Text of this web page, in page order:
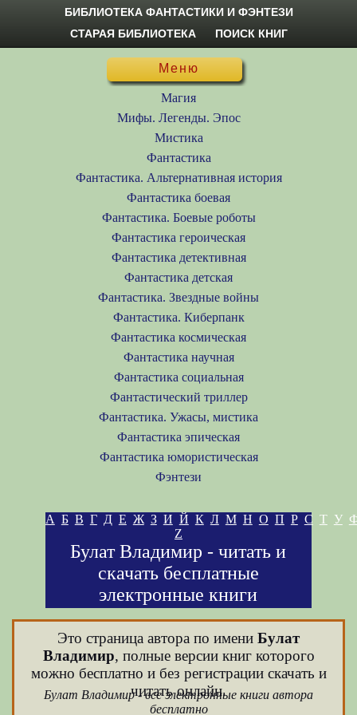
БИБЛИОТЕКА ФАНТАСТИКИ И ФЭНТЕЗИ
СТАРАЯ БИБЛИОТЕКА
ПОИСК КНИГ
Меню
Магия
Мифы. Легенды. Эпос
Мистика
Фантастика
Фантастика. Альтернативная история
Фантастика боевая
Фантастика. Боевые роботы
Фантастика героическая
Фантастика детективная
Фантастика детская
Фантастика. Звездные войны
Фантастика. Киберпанк
Фантастика космическая
Фантастика научная
Фантастика социальная
Фантастический триллер
Фантастика. Ужасы, мистика
Фантастика эпическая
Фантастика юмористическая
Фэнтези
А Б В Г Д Е Ж З И Й К Л М Н О П Р С Т У
Z
Булат Владимир - читать и
скачать бесплатные
электронные книги
Это страница автора по имени Булат
Владимир, полные версии книг которого
можно бесплатно и без регистрации скачать и
читать онлайн.
Булат Владимир - все электронные книги автора
бесплатно